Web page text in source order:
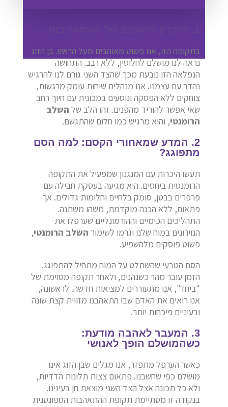
בתקופה הזו, אנו פשוט מאוהבים מעל הראש. בן הזוג
נראה לנו מושלם לחלוטין, ללא רבב. התחושה
הנפלאה הזו נובעת מכך שהצד השני גורם לנו להרגיש
נהדר עם עצמנו. אנו מנהלים שיחות עומק מרגשות,
צוחקים ללא הפסקה ונוסעים במכונית עם חיוך רחב
שאי אפשר להוריד מהפנים. זהו הלב של השלב
הרומנטי, והוא מרגיש כמו חלום שהתגשם.
2. המדע שמאחורי הקסם: למה הסם
מתפוגג?
תעשו היכרות עם המנגנון שמפעיל את התקופה
הרומנטית ביחסים. היא מגיעה בעסקת חבילה עם
פרפרים בבטן, סומק בלחיים וחלומות גדולים. אך
פתאום, ללא הכנה מוקדמת, משהו משתנה.
התהליכים הכימיים וההורמונליים שערפלו את
הנוירונים במוח שלנו וגרמו לשימור השלב הרומנטי,
פשוט פוסקים מלהשפיע.
הסם הטבעי שהשתלט על המוח מתחיל להתפוגג.
הזמן עובר מהר כשנהנים, ולאחר תקופה מסוימת של
"ביחד", אנו מתעוררים למציאות חדשה. לראשונה,
אנו רואים את האדם שבו התאהבנו מזווית קצת שונה
ובעיניים פיכחות יותר.
3. המעבר לאהבה מודעת:
כשהמושלם הופך לאנושי
כאשר הערפל מתפזר, אנו מגלים שבן הזוג אינו
מושלם כפי שחשבנו. פתאום צצות תלונות הדדיות,
ולא כל תכונה אצל הצד השני מוצאת חן בעינינו.
בנקודה זו מסתיימת תקופת ההתאהבות הספונטנית